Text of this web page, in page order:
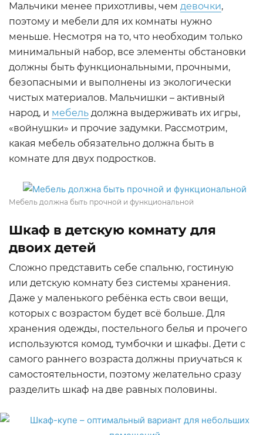
Мальчики менее прихотливы, чем девочки,
поэтому и мебели для их комнаты нужно
меньше. Несмотря на то, что необходим только
минимальный набор, все элементы обстановки
должны быть функциональными, прочными,
безопасными и выполнены из экологически
чистых материалов. Мальчишки – активный
народ, и мебель должна выдерживать их игры,
«войнушки» и прочие задумки. Рассмотрим,
какая мебель обязательно должна быть в
комнате для двух подростков.
Мебель должна быть прочной и функциональной
Шкаф в детскую комнату для
двоих детей
Сложно представить себе спальню, гостиную
или детскую комнату без системы хранения.
Даже у маленького ребёнка есть свои вещи,
которых с возрастом будет всё больше. Для
хранения одежды, постельного белья и прочего
используются комод, тумбочки и шкафы. Дети с
самого раннего возраста должны приучаться к
самостоятельности, поэтому желательно сразу
разделить шкаф на две равных половины.